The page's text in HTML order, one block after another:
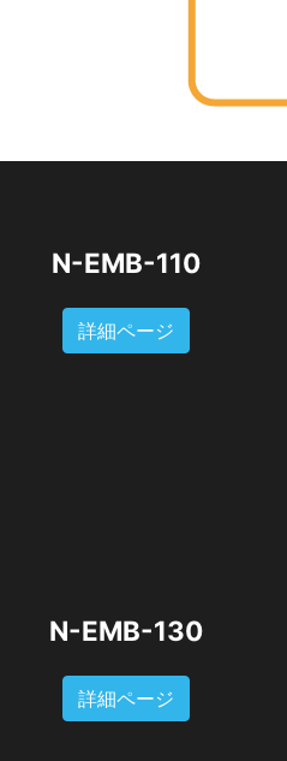
N-EMB-110
詳細ページ
N-EMB-130
詳細ページ